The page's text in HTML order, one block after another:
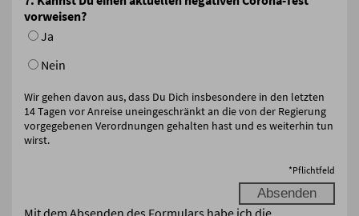
vorweisen?
Ja
Nein
Wir gehen davon aus, dass Du Dich insbesondere in den letzten
14 Tagen vor Anreise uneingeschränkt an die von der Regierung
vorgegebenen Verordnungen gehalten hast und es weiterhin tun
wirst.
*Pflichtfeld
Mit dem Absenden des Formulars habe ich die